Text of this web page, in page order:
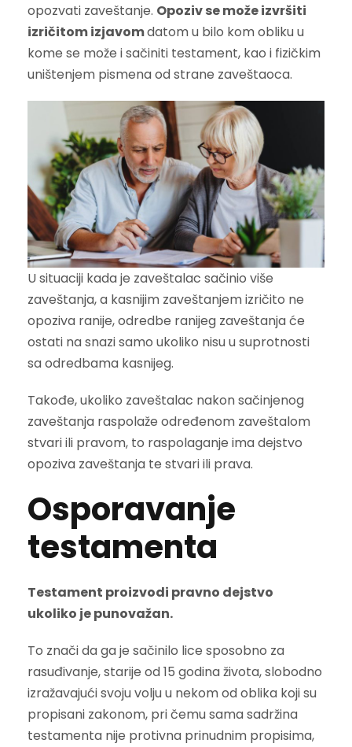
opozvati zaveštanje. Opoziv se može izvršiti
izričitom izjavomdatom u bilo kom obliku u
kome se može i sačiniti testament, kao i fizičkim
uništenjem pismena od strane zaveštaoca.
U situaciji kada je zaveštalac sačinio više
zaveštanja, a kasnijim zaveštanjem izričito ne
opoziva ranije, odredbe ranijeg zaveštanja će
ostati na snazi samo ukoliko nisu u suprotnosti
sa odredbama kasnijeg.
Takođe, ukoliko zaveštalac nakon sačinjenog
zaveštanja raspolaže određenom zaveštalom
stvari ili pravom, to raspolaganje ima dejstvo
opoziva zaveštanja te stvari ili prava.
Osporavanje
testamenta
Testament proizvodi pravno dejstvo
ukoliko je punovažan.
To znači da ga je sačinilo lice sposobno za
rasuđivanje, starije od 15 godina života, slobodno
izražavajući svoju volju u nekom od oblika koji su
propisani zakonom, pri čemu sama sadržina
testamenta nije protivna prinudnim propisima,